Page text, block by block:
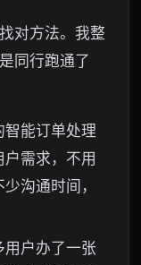
对方法。我整
同行跑通了
智能订单处理
需求，不用
沟通时间，
用户办了一张